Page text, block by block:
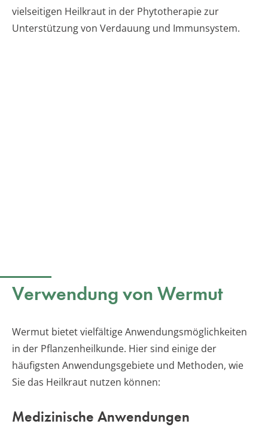
vielseitigen Heilkraut in der Phytotherapie zur
Unterstützung von Verdauung und Immunsystem.
Verwendung von Wermut
Wermut bietet vielfältige Anwendungsmöglichkeiten
in der Pflanzenheilkunde. Hier sind einige der
häufigsten Anwendungsgebiete und Methoden, wie
Sie das Heilkraut nutzen können:
Medizinische Anwendungen